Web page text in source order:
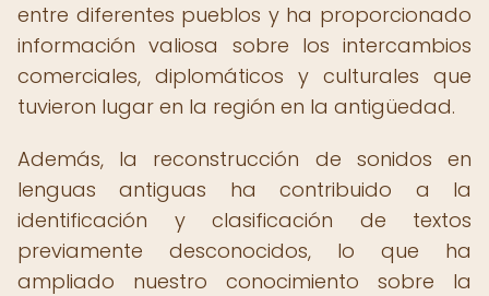
entre diferentes pueblos y ha proporcionado
información valiosa sobre los intercambios
comerciales, diplomáticos y culturales que
tuvieron lugar en la región en la antigüedad.
Además, la reconstrucción de sonidos en
lenguas antiguas ha contribuido a la
identificación y clasificación de textos
previamente desconocidos, lo que ha
ampliado nuestro conocimiento sobre la